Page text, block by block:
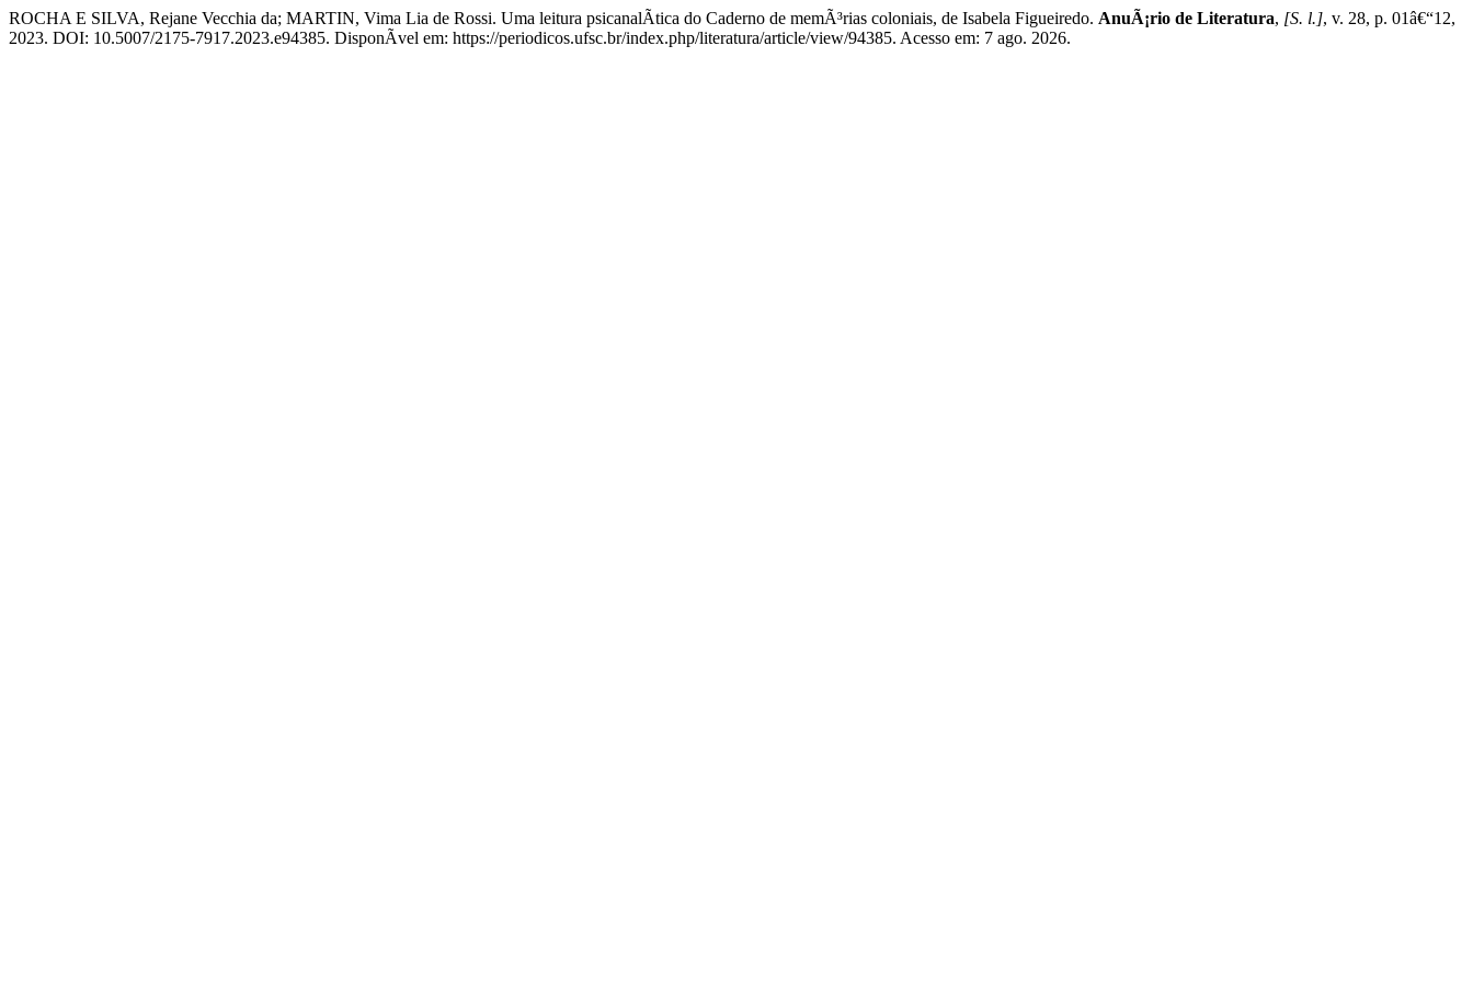
ROCHA E SILVA, Rejane Vecchia da; MARTIN, Vima Lia de Rossi. Uma leitura psicanalÃ­tica do Caderno de memÃ³rias coloniais, de Isabela Figueiredo. AnuÃ¡rio de Literatura, [S. l.], v. 28, p. 01â€“12,
2023. DOI: 10.5007/2175-7917.2023.e94385. DisponÃ­vel em: https://periodicos.ufsc.br/index.php/literatura/article/view/94385. Acesso em: 7 ago. 2026.